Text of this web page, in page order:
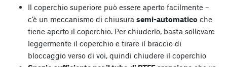
Il coperchio superiore può essere aperto facilmente –
c’è un meccanismo di chiusura semi-automatico che
tiene aperto il coperchio. Per chiuderlo, basta sollevare
leggermente il coperchio e tirare il braccio di
bloccaggio verso di voi, quindi chiudere il coperchio